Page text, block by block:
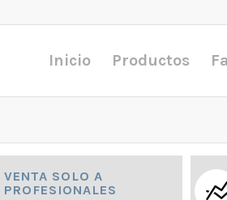
Inicio Productos
VENTA SOLO A
PROFESIONALES